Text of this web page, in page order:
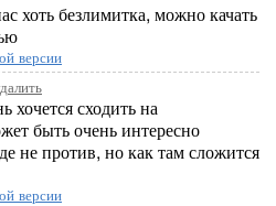
хоть безлимитка, можно качать
версии
хочется сходить на
быть очень интересно
не против, но как там сложится
версии